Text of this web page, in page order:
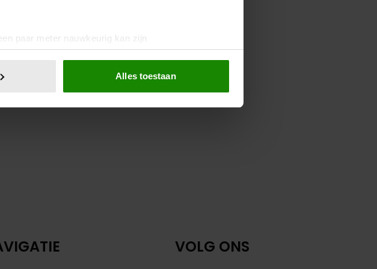
paar meter nauwkeurig kan zijn
eigenschappen (fingerprinting)
Alles toestaan
VOLG ONS